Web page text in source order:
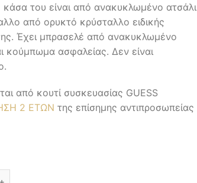
του είναι από ανακυκλωμένο ατσάλι
από ορυκτό κρύσταλλο ειδικής
Έχει μπρασελέ από ανακυκλωμένο
κούμπωμα ασφαλείας. Δεν είναι
από κουτί συσκευασίας GUESS
2 ΕΤΩΝ της επίσημης αντιπροσωπείας
Ρολόγια ποσότητα